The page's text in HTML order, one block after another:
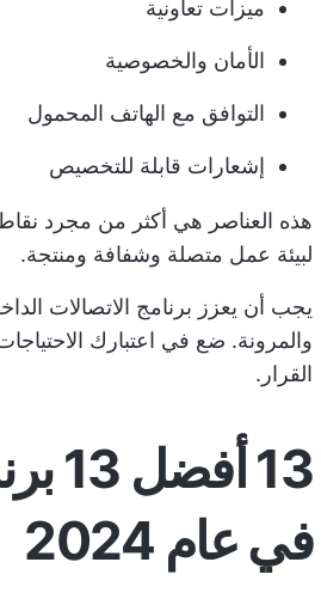
ميزات تعاونية
الأمان والخصوصية
التوافق مع الهاتف المحمول
إشعارات قابلة للتخصيص
هذه العناصر هي أكثر من مجرد نقاط
لبيئة عمل متصلة وشفافة ومنتجة.
يجب أن يعزز برنامج الاتصالات
والمرونة. ضع في اعتبارك
القرار.
13
في عام 2024